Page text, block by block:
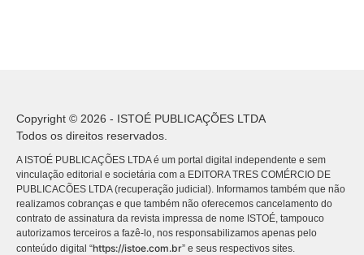
Copyright © 2026 - ISTOÉ PUBLICAÇÕES LTDA
Todos os direitos reservados.
A ISTOÉ PUBLICAÇÕES LTDA é um portal digital independente e sem
vinculação editorial e societária com a EDITORA TRES COMÉRCIO DE
PUBLICACÕES LTDA (recuperação judicial). Informamos também que não
realizamos cobranças e que também não oferecemos cancelamento do
contrato de assinatura da revista impressa de nome ISTOÉ, tampouco
autorizamos terceiros a fazê-lo, nos responsabilizamos apenas pelo
conteúdo digital “https://istoe.com.br” e seus respectivos sites.